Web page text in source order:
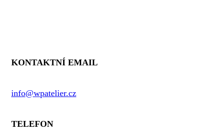
KONTAKTNÍ EMAIL
info@wpatelier.cz
TELEFON